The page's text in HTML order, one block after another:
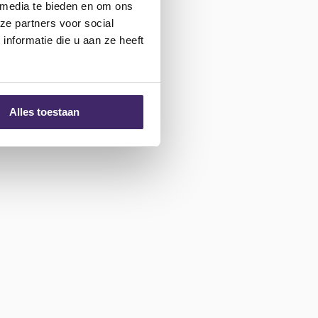
te bieden en om ons
partners voor social
die u aan ze heeft
Alles toestaan